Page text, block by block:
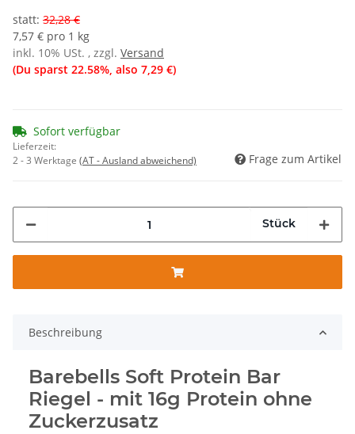
statt: 32,28 €
7,57 € pro 1 kg
inkl. 10% USt. , zzgl. Versand
(Du sparst 22.58%, also 7,29 €)
Sofort verfügbar
Lieferzeit:
2 - 3 Werktage (AT - Ausland abweichend) Frage zum Artikel
Stück
Beschreibung
Barebells Soft Protein Bar
Riegel - mit 16g Protein ohne
Zuckerzusatz